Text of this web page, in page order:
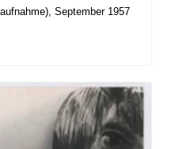
September 1957